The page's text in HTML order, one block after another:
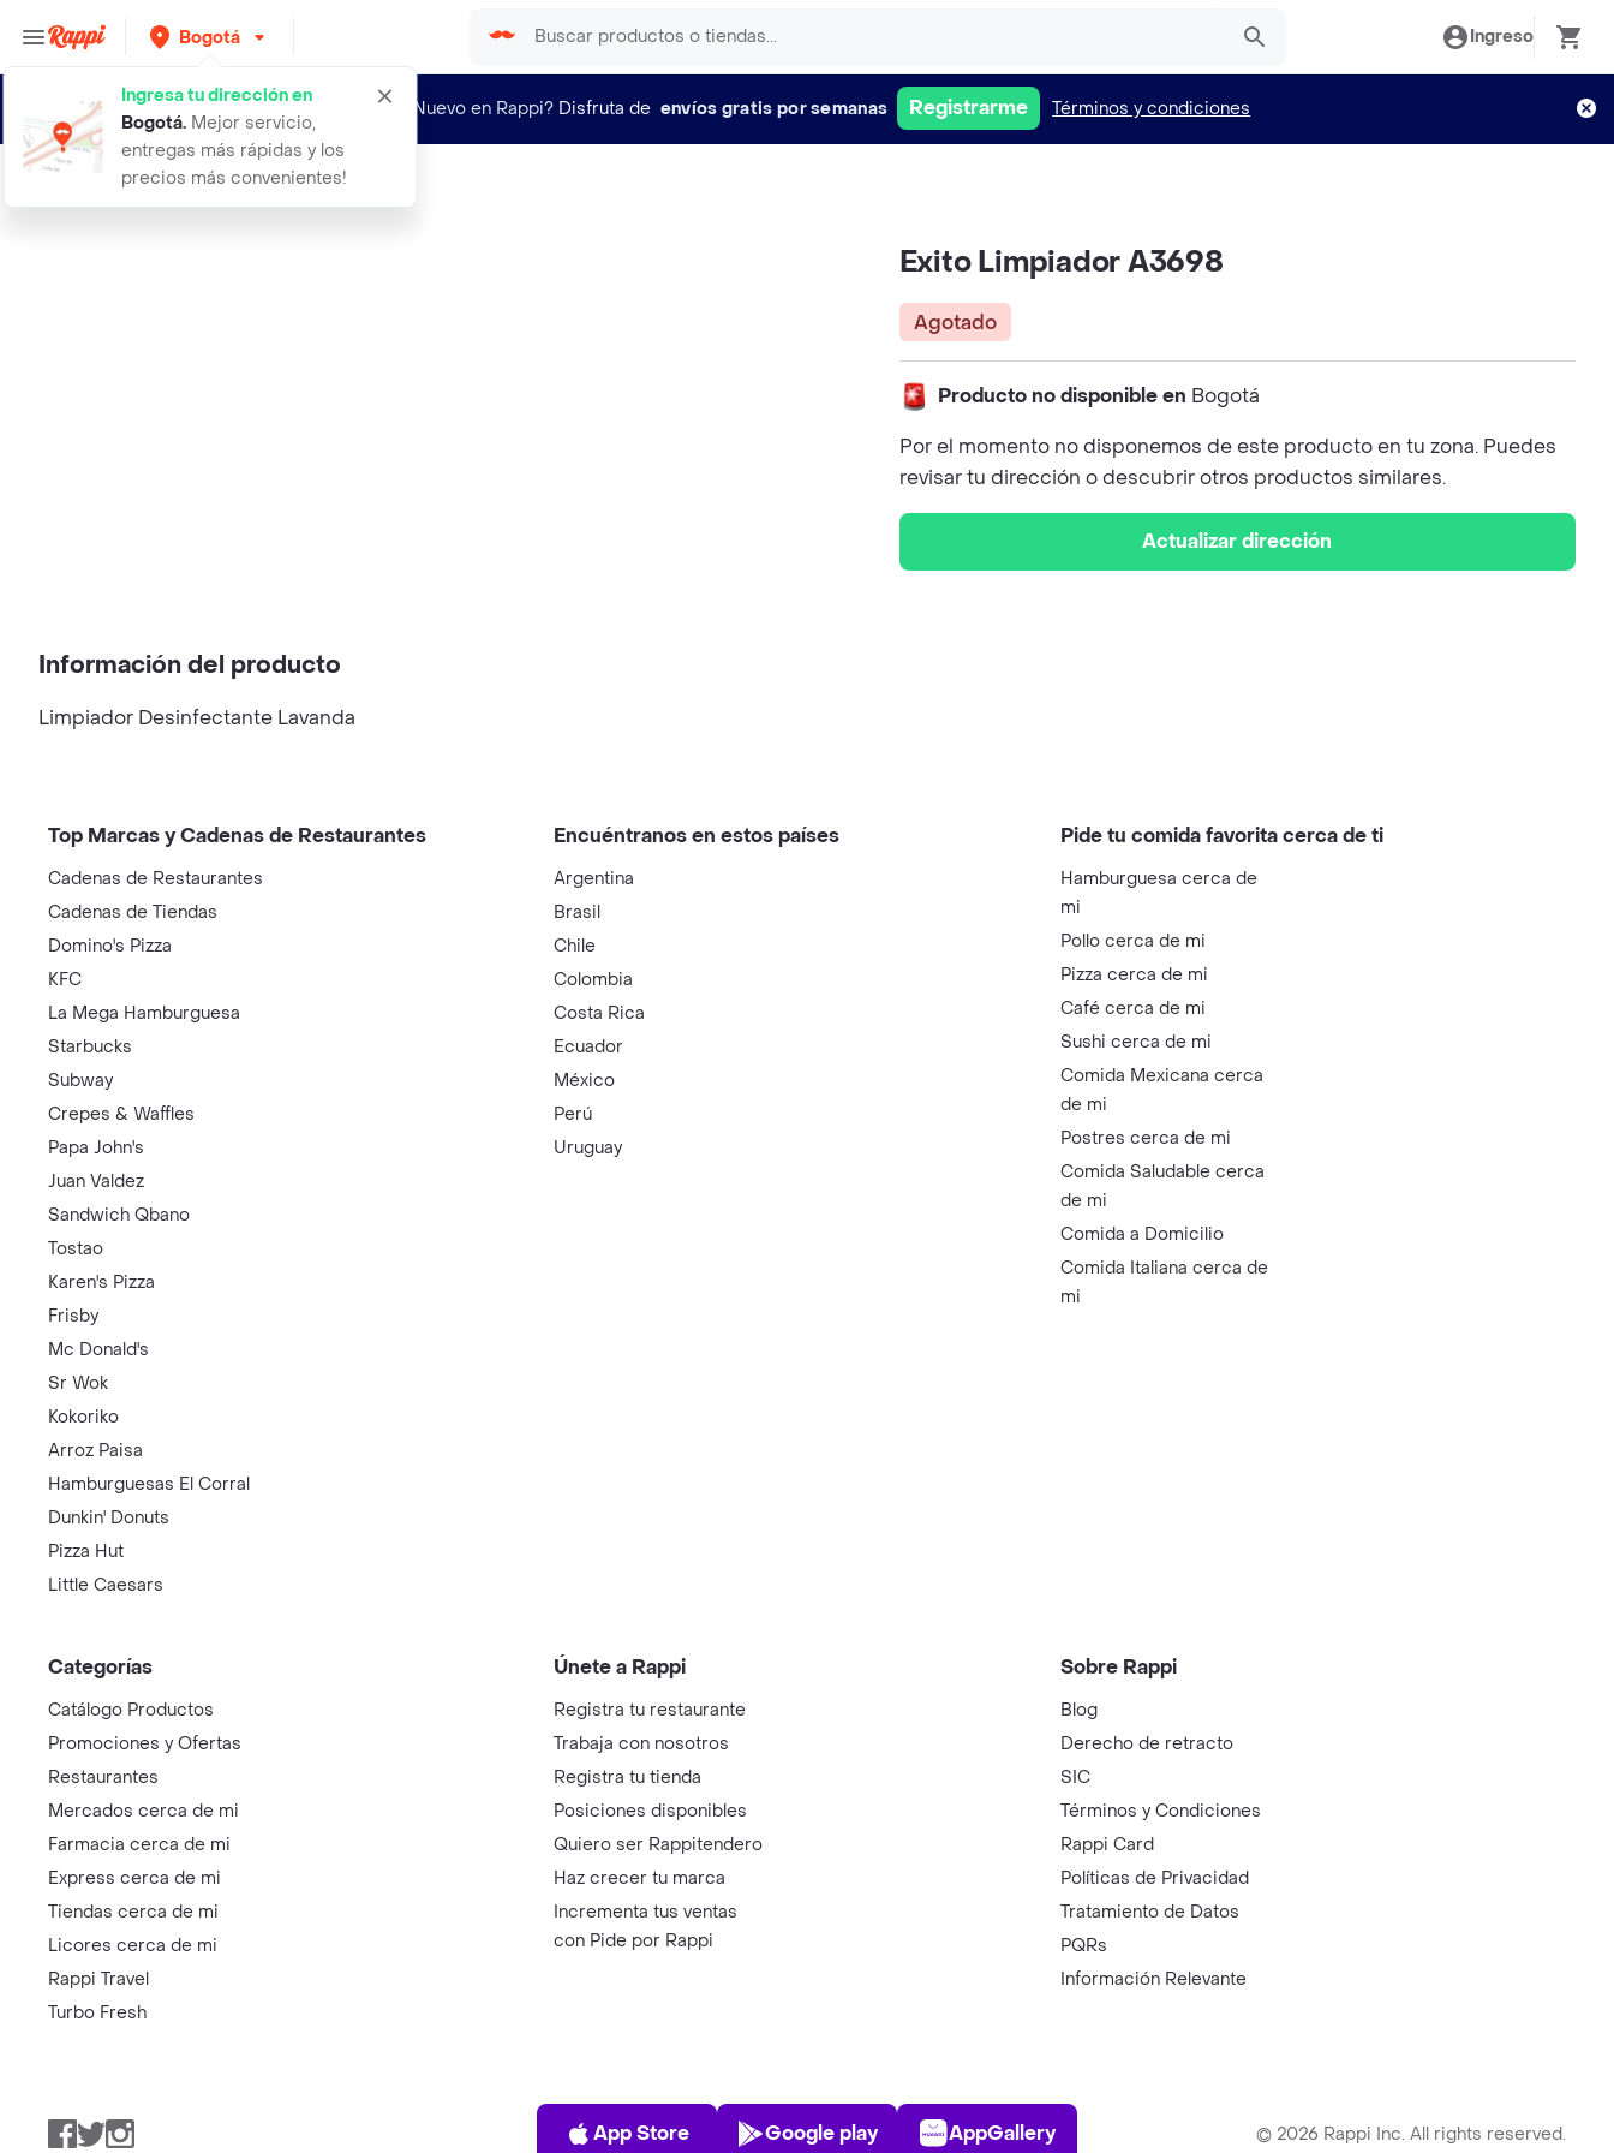
Bogotá
Ingresa tu dirección en
Bogotá. Mejor servicio,
entregas más rápidas y los
precios más convenientes!
Ingreso
¿Nuevo en Rappi? Disfruta de envíos gratis por semanas Registrarme Términos y condiciones
exito limpiador a3698
Exito Limpiador A3698
Agotado
Producto no disponible en Bogotá
Por el momento no disponemos de este producto en tu zona. Puedes
revisar tu dirección o descubrir otros productos similares.
Actualizar dirección
Información del producto
Limpiador Desinfectante Lavanda
Top Marcas y Cadenas de Restaurantes
Cadenas de Restaurantes
Cadenas de Tiendas
Domino's Pizza
KFC
La Mega Hamburguesa
Starbucks
Subway
Crepes & Waffles
Papa John's
Juan Valdez
Sandwich Qbano
Tostao
Karen's Pizza
Frisby
Mc Donald's
Sr Wok
Kokoriko
Arroz Paisa
Hamburguesas El Corral
Dunkin' Donuts
Pizza Hut
Little Caesars
Encuéntranos en estos países
Argentina
Brasil
Chile
Colombia
Costa Rica
Ecuador
México
Perú
Uruguay
Pide tu comida favorita cerca de ti
Hamburguesa cerca de
mi
Pollo cerca de mi
Pizza cerca de mi
Café cerca de mi
Sushi cerca de mi
Comida Mexicana cerca
de mi
Postres cerca de mi
Comida Saludable cerca
de mi
Comida a Domicilio
Comida Italiana cerca de
mi
Categorías
Catálogo Productos
Promociones y Ofertas
Restaurantes
Mercados cerca de mi
Farmacia cerca de mi
Express cerca de mi
Tiendas cerca de mi
Licores cerca de mi
Rappi Travel
Turbo Fresh
Únete a Rappi
Registra tu restaurante
Trabaja con nosotros
Registra tu tienda
Posiciones disponibles
Quiero ser Rappitendero
Haz crecer tu marca
Incrementa tus ventas
con Pide por Rappi
Sobre Rappi
Blog
Derecho de retracto
SIC
Términos y Condiciones
Rappi Card
Políticas de Privacidad
Tratamiento de Datos
PQRs
Información Relevante
Facebook
TwitterInstagram
App Store
App Store
Play Store
Google play
AppGallery
AppGallery © 2026 Rappi Inc. All rights reserved.